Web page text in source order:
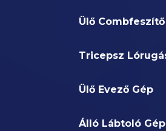
Ülő
Tricepsz
Ülő Evező Gép
Álló Lábtoló Gép